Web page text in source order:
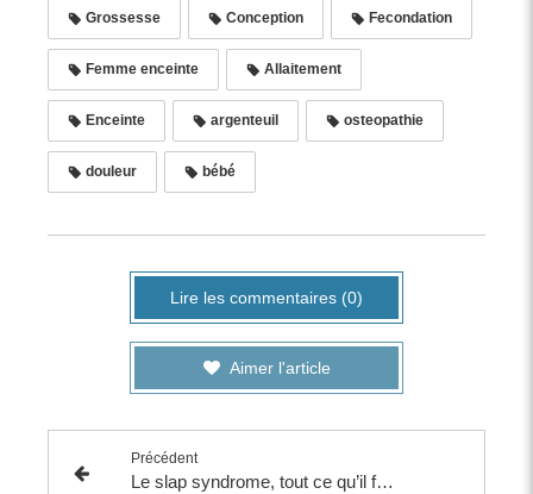
Grossesse Conception Fecondation
Femme enceinte Allaitement
Enceinte argenteuil osteopathie
douleur bébé
Lire les commentaires (0)
Aimer l'article
Précédent
Le slap syndrome, tout ce qu’il faut savoir